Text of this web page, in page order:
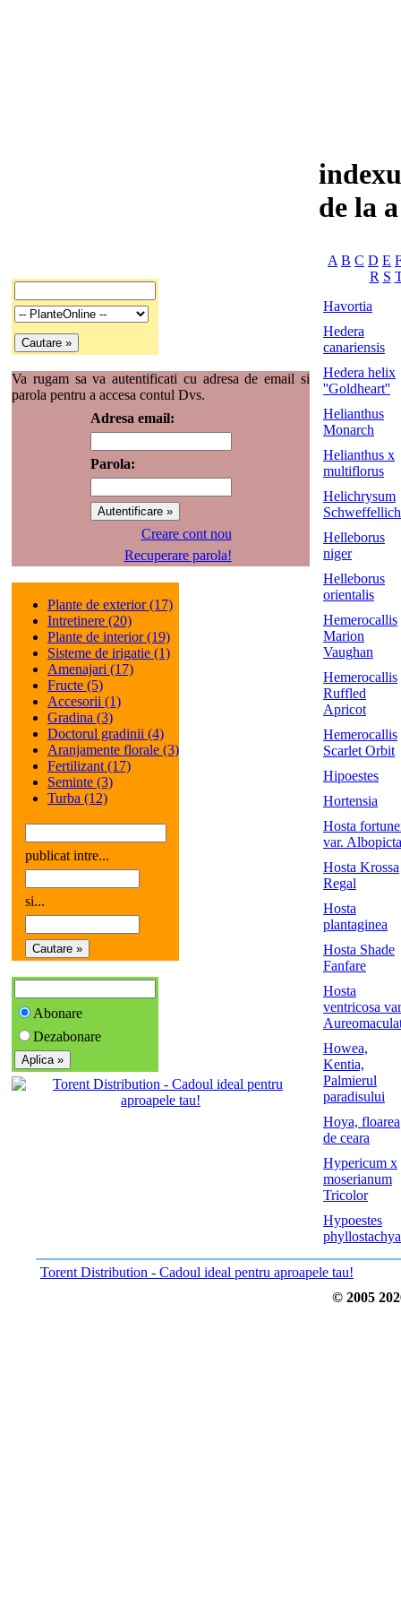
Va rugam sa va autentificati cu adresa de email si
parola pentru a accesa contul Dvs.
Adresa email:
Parola:
Creare cont nou
Recuperare parola!
Plante de exterior (17)
Intretinere (20)
Plante de interior (19)
Sisteme de irigatie (1)
Amenajari (17)
Fructe (5)
Accesorii (1)
Gradina (3)
Doctorul gradinii (4)
Aranjamente florale (3)
Fertilizant (17)
Seminte (3)
Turba (12)
publicat intre...
si...
Abonare
Dezabonare
de la
A B C D E
R S
Havortia
Hedera
canariensis
Hedera helix
''Goldheart''
Helianthus
Monarch
Helianthus x
multiflorus
Helichrysum
Helleborus
niger
Helleborus
orientalis
Hemerocallis
Marion
Vaughan
Hemerocallis
Ruffled
Apricot
Hemerocallis
Scarlet Orbit
Hipoestes
Hortensia
Hosta
var. Albopicta
Hosta Krossa
Regal
Hosta
plantaginea
Hosta Shade
Fanfare
Hosta
ventricosa
Howea,
Kentia,
Palmierul
paradisului
Hoya, floarea
de ceara
Hypericum x
moserianum
Tricolor
Hypoestes
phyllostachya
Torent Distribution - Cadoul ideal pentru aproapele tau!
© 2005